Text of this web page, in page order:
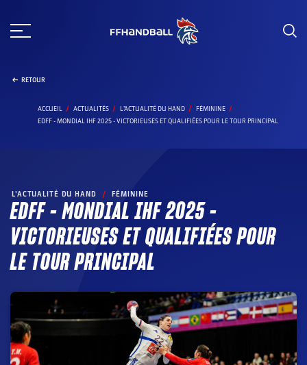
au
RETOUR
ACCUEIL ACTUALITÉS L’ACTUALITÉ DU HAND
FÉMININE
EDFF - MONDIAL IHF 2025 - VICTORIEUSES ET QUALIFIÉES POUR LE TOUR PRINCIPAL
L’ACTUALITÉ DU HAND / FÉMININE
EDFF – MONDIAL IHF 2025 –
VICTORIEUSES ET QUALIFIÉES POUR
LE TOUR PRINCIPAL